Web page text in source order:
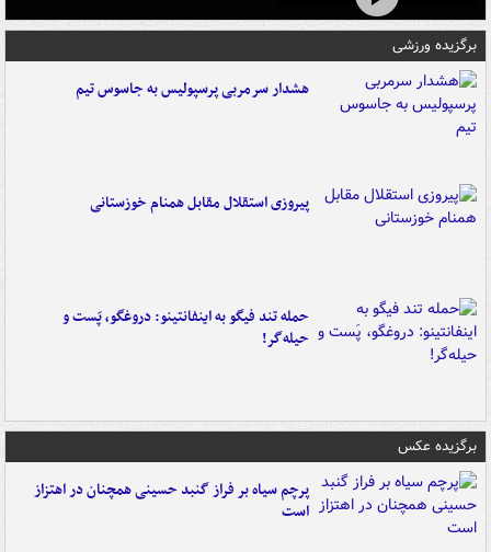
برگزیده ورزشی
هشدار سرمربی پرسپولیس به جاسوس تیم
پیروزی استقلال مقابل همنام خوزستانی
حمله تند فیگو به اینفانتینو: دروغگو، پَست‌ و
حیله‌گر!
برگزیده عکس
پرچم سیاه بر فراز گنبد حسینی همچنان در اهتزاز
است